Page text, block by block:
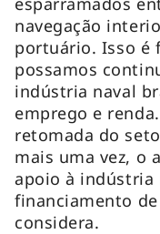
navegação
portuário. Isso é
possamos
indústria naval
emprego e
retomada do
mais uma vez, o
apoio à indústria
financiamento
considera.